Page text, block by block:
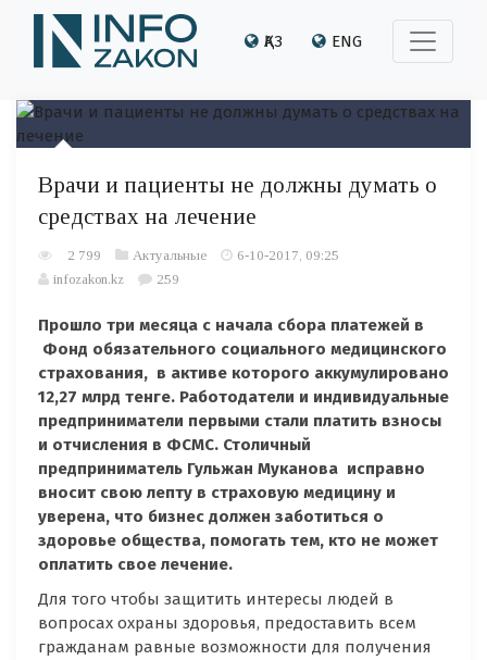
ҚАЗ ENG
Врачи и пациенты не должны думать о
средствах на лечение
2 799 Актуальные
6-10-2017, 09:25
infozakon.kz
259
Прошло три месяца с начала сбора платежей в
Фонд обязательного социального медицинского
страхования, в активе которого аккумулировано
12,27 млрд тенге. Работодатели и индивидуальные
предприниматели первыми стали платить взносы
и отчисления в ФСМС. Столичный
предприниматель Гульжан Муканова исправно
вносит свою лепту в страховую медицину и
уверена, что бизнес должен заботиться о
здоровье общества, помогать тем, кто не может
оплатить свое лечение.
Для того чтобы защитить интересы людей в
вопросах охраны здоровья, предоставить всем
гражданам равные возможности для получения